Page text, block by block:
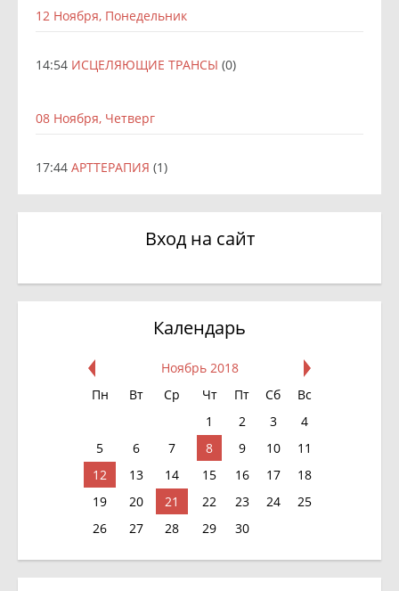
Вход на сайт
Календарь
Ноябрь 2018
Пн
Вт Ср Чт Пт Сб
Вс
1
2 3
4
5
6 7 8 9 10
11
12
13 14 15 16 17
18
19
20 21 22 23 24
25
26
27 28 29 30
12 Ноября, Понедельник
14:54 ИСЦЕЛЯЮЩИЕ ТРАНСЫ (0)
08 Ноября, Четверг
17:44 АРТТЕРАПИЯ (1)